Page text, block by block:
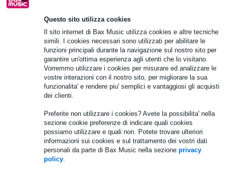
Questo sito utilizza cookies
Il sito internet di Bax Music utilizza cookies e altre tecniche
simili. I cookies necessari sono utilizzati per abilitare le
funzioni principali durante la navigazione sul nostro sito per
garantire un'ottima esperienza agli utenti che lo visitano.
Vorremmo utilizzare i cookies per misurare ed analizzare le
vostre interazioni con il nostro sito, per migliorare la sua
funzionalita' e rendere piu' semplici e vantaggiosi gli acquisti
dei clienti.
Preferite non utilizzare i cookies? Avete la possibilita' nella
sezione cookie preferenze di indicare quali cookies
possiamo utilizzare e quali non. Potete trovare ulteriori
informazioni sui cookies e sul trattamento dei vostri dati
personali da parte di Bax Music nella sezione privacy
policy.
4 Valutazioni
Zildjian A Custom Box Set set di piatti
Prezzo consigliato 1.209,00 € 999,00 €
Aggiungi al carrello
8 Valutazioni